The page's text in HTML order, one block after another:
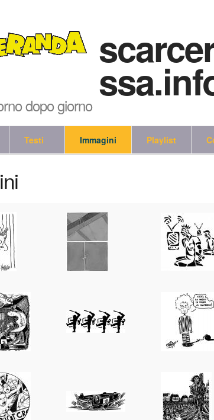
dopo giorno
Testi Immagini Playlist